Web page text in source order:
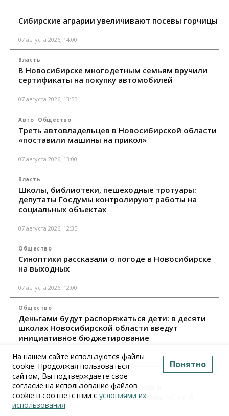
Сибирские аграрии увеличивают посевы горчицы
07 августа 2026, 14:00
Власть
В Новосибирске многодетным семьям вручили
сертификаты на покупку автомобилей
07 августа 2026, 13:55
Авто Общество
Треть автовладельцев в Новосибирской области
«поставили машины на прикол»
07 августа 2026, 13:00
Власть
Школы, библиотеки, пешеходные тротуары:
депутаты Госдумы контролируют работы на
социальных объектах
07 августа 2026, 12:35
Общество
Синоптики рассказали о погоде в Новосибирске
на выходных
07 августа 2026, 12:00
Общество
Деньгами будут распоряжаться дети: в десяти
школах Новосибирской области введут
инициативное бюджетирование
07 августа 2026, 11:00
Общество
Недели жары повлияли на урожай в
Новосибирской области, но режима ЧС не будет
На нашем сайте используются файлы
cookie. Продолжая пользоваться
сайтом, Вы подтверждаете свое
согласие на использование файлов
cookie в соответствии с условиями их
использования
Понятно